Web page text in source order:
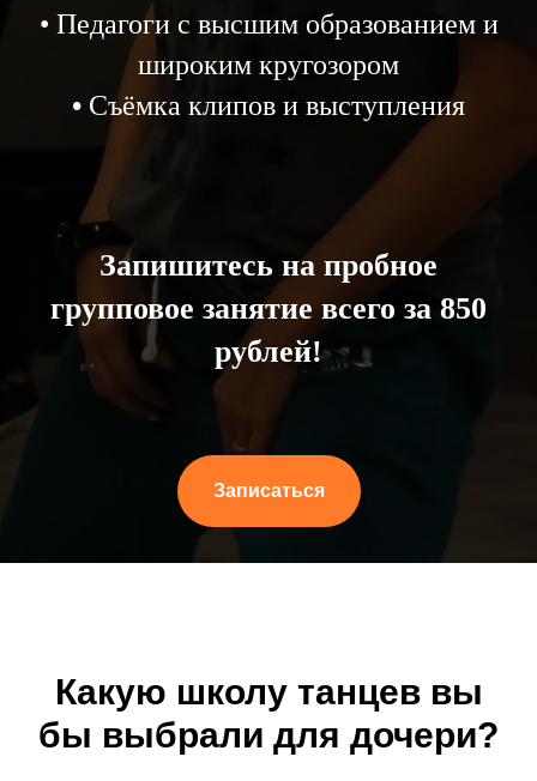
• Педагоги с высшим образованием и
широким кругозором
• Съёмка клипов и выступления
Запишитесь на пробное
групповое занятие всего за 850
рублей!
Записаться
Какую школу танцев вы
бы выбрали для дочери?